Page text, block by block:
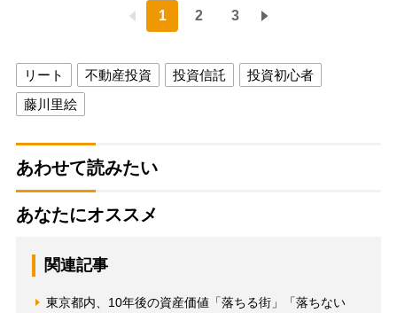
1 2 3
リート 不動産投資 投資信託
投資初心者
藤川里絵
あわせて読みたい
あなたにオススメ
関連記事
東京都内、10年後の資産価値「落ちる街」「落ちない